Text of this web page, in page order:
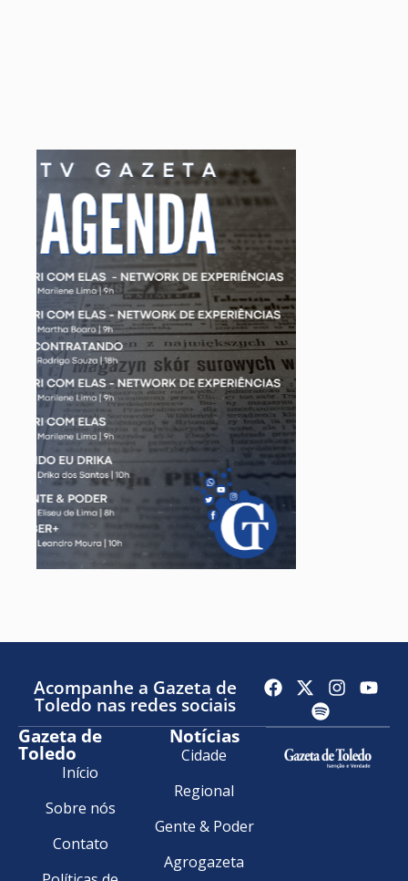
Acompanhe a Gazeta de
Toledo nas redes sociais
Gazeta de
Toledo
Início
Sobre nós
Contato
Notícias
Cidade
Regional
Gente & Poder
Agrogazeta